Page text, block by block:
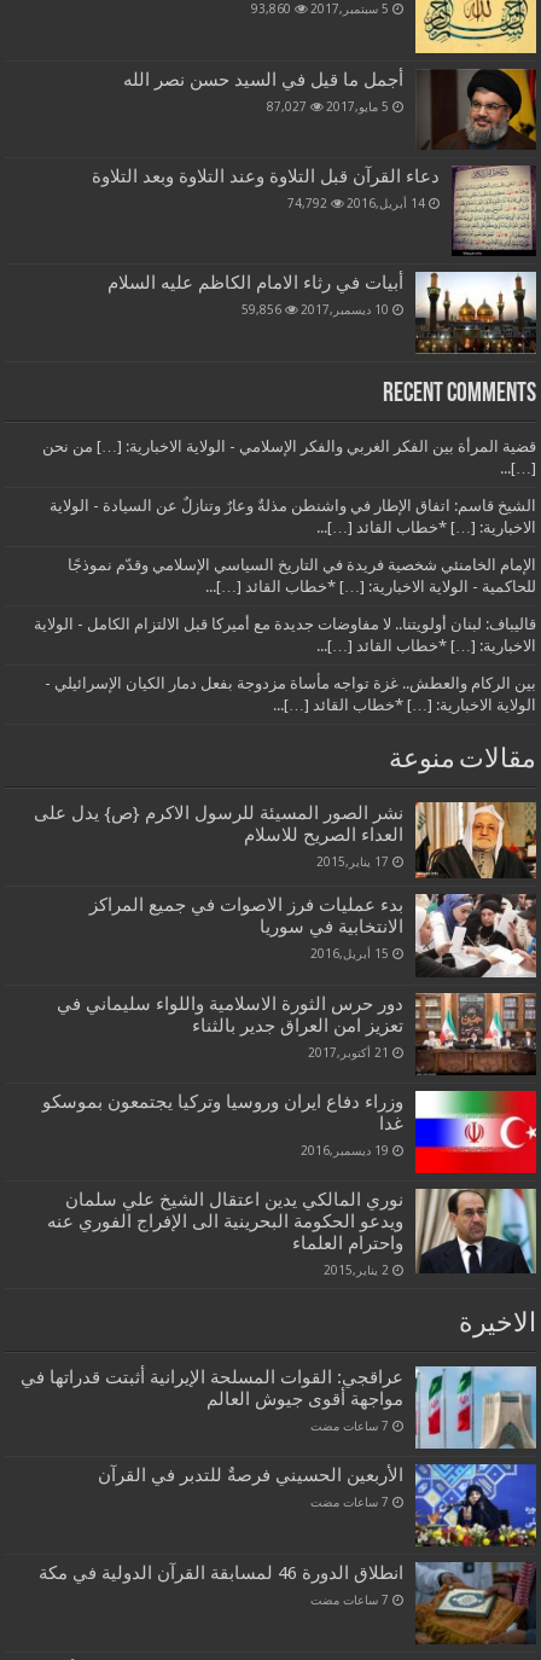
5 سبتمبر,2017 93,860
أجمل ما قيل في السيد حسن نصر الله
5 مايو,2017 87,027
دعاء القرآن قبل التلاوة وعند التلاوة وبعد التلاوة
14 أبريل,2016 74,792
أبيات في رثاء الامام الكاظم عليه السلام
10 ديسمبر,2017 59,856
Recent Comments
قضية المرأة بين الفكر الغربي والفكر الإسلامي - الولاية الاخبارية: […] من نحن
[…]...
الشيخ قاسم: اتفاق الإطار في واشنطن مذلةٌ وعارٌ وتنازلٌ عن السيادة - الولاية
الاخبارية: […] *خطاب القائد […]...
الإمام الخامنئي شخصية فريدة في التاريخ السياسي الإسلامي وقدّم نموذجًا
للحاكمية - الولاية الاخبارية: […] *خطاب القائد […]...
قاليباف: لبنان أولويتنا.. لا مفاوضات جديدة مع أميركا قبل الالتزام الكامل - الولاية
الاخبارية: […] *خطاب القائد […]...
بين الركام والعطش.. غزة تواجه مأساة مزدوجة بفعل دمار الكيان الإسرائيلي -
الولاية الاخبارية: […] *خطاب القائد […]...
مقالات منوعة
نشر الصور المسيئة للرسول الاكرم {ص} يدل على
العداء الصريح للاسلام
17 يناير,2015
بدء عمليات فرز الاصوات في جميع المراكز
الانتخابية في سوريا
15 أبريل,2016
دور حرس الثورة الاسلامية واللواء سليماني في
تعزيز امن العراق جدير بالثناء
21 أكتوبر,2017
وزراء دفاع ايران وروسيا وتركيا يجتمعون بموسكو
غدا
19 ديسمبر,2016
نوري المالكي يدين اعتقال الشيخ علي سلمان
ويدعو الحكومة البحرينية الى الإفراج الفوري عنه
واحترام العلماء
2 يناير,2015
الاخيرة
عراقجي: القوات المسلحة الإيرانية أثبتت قدراتها في
مواجهة أقوى جيوش العالم
الأربعين الحسيني فرصةٌ للتدبر في القرآن
انطلاق الدورة 46 لمسابقة القرآن الدولية في مكة